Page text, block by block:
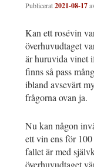
Publicerat2021-08-17
Kan ett rosévin
överhuvudtaget
är huruvida vinet
finns så pass
ibland avsevärt
frågorna ovan ja.
Nu kan någon
ett vin ens för
fallet är med